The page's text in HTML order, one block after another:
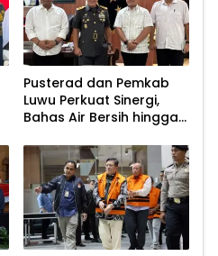
Pusterad dan Pemkab
Luwu Perkuat Sinergi,
Bahas Air Bersih hingga
Pascabencana